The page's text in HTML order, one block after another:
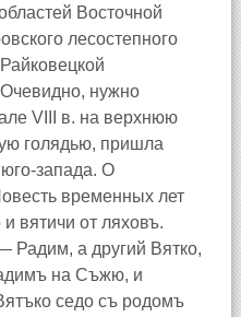
Восточной
лесостепного
нужно
VIII в. на верхнюю
голядью, пришла
юго-запада. О
временных лет
вятичи от ляховъ.
Радим, а другий Вятко,
на Съжю, и
седо съ родомъ